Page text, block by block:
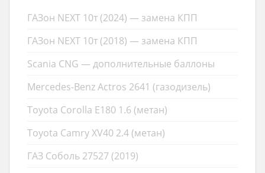
ГАЗон NEXT 10т (2024) — замена КПП
ГАЗон NEXT 10т (2018) — замена КПП
Scania CNG — дополнительные баллоны
Mercedes-Benz Actros 2641 (газодизель)
Toyota Corolla E180 1.6 (метан)
Toyota Camry XV40 2.4 (метан)
ГАЗ Соболь 27527 (2019)